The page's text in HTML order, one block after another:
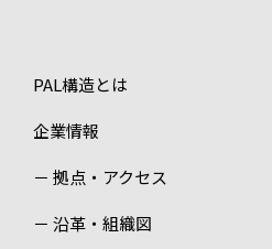
PAL構造とは
企業情報
－ 拠点・アクセス
－ 沿革・組織図